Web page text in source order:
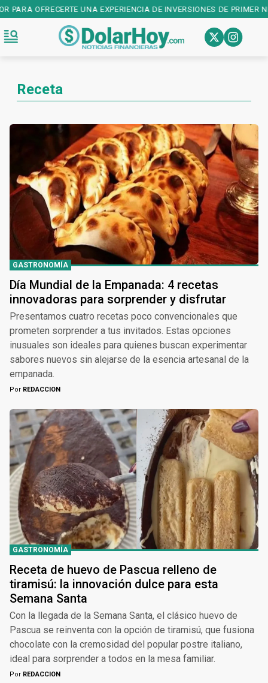
UNA EXPERIENCIA DE INVERSIONES DE PRIMER NIVEL!
Receta
GASTRONOMÍA
Día Mundial de la Empanada: 4 recetas
innovadoras para sorprender y disfrutar
Presentamos cuatro recetas poco convencionales que
prometen sorprender a tus invitados. Estas opciones
inusuales son ideales para quienes buscan experimentar
sabores nuevos sin alejarse de la esencia artesanal de la
empanada.
Por REDACCION
GASTRONOMÍA
Receta de huevo de Pascua relleno de
tiramisú: la innovación dulce para esta
Semana Santa
Con la llegada de la Semana Santa, el clásico huevo de
Pascua se reinventa con la opción de tiramisú, que fusiona
chocolate con la cremosidad del popular postre italiano,
ideal para sorprender a todos en la mesa familiar.
Por REDACCION